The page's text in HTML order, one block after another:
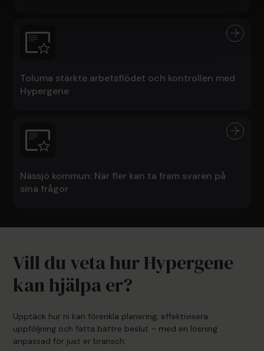
Toluma stärkte arbetsflödet och kontrollen med
Hypergene
Nässjö kommun: När fler kan ta fram svaren på
sina frågor
Vill du veta hur Hypergene
kan hjälpa er?
Upptäck hur ni kan förenkla planering, effektivisera
uppföljning och fatta bättre beslut – med en lösning
anpassad för just er bransch.